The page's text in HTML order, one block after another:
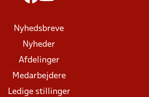
Nyhedsbreve
Nyheder
Afdelinger
Medarbejdere
Ledige stillinger